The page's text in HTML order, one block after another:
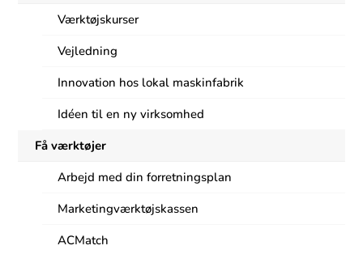
Værktøjskurser
Vejledning
Innovation hos lokal maskinfabrik
Idéen til en ny virksomhed
Få værktøjer
Arbejd med din forretningsplan
Marketingværktøjskassen
ACMatch